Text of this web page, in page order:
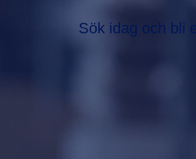
Sök idag och bli